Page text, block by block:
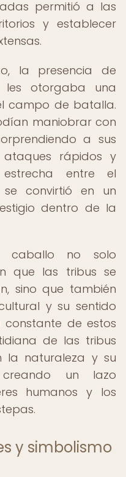
permitió a las
y establecer
la presencia de
otorgaba una
campo de batalla.
maniobrar con
a sus
rápidos y
entre el
convirtió en un
dentro de la
caballo no solo
que las tribus se
sino que también
y su sentido
constante de estos
de las tribus
la naturaleza y su
creando un lazo
humanos y los
y simbolismo